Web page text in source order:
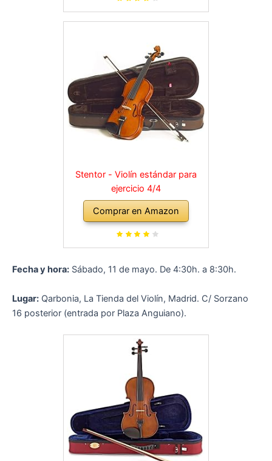
Stentor - Violín estándar para
ejercicio 4/4
Comprar en Amazon
Fecha y hora: Sábado, 11 de mayo. De 4:30h. a 8:30h.
Lugar: Qarbonia, La Tienda del Violín, Madrid. C/ Sorzano
16 posterior (entrada por Plaza Anguiano).